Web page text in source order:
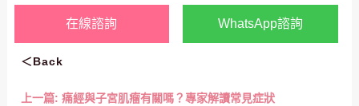
在線諮詢 WhatsApp諮詢
＜Back
上一篇: 痛經與子宮肌瘤有關嗎？專家解讀常見症狀